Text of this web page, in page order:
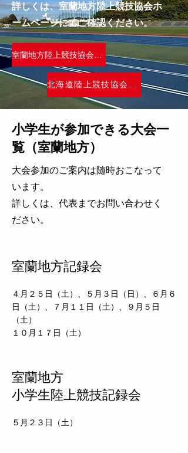
​詳しくは、室蘭地方陸上競技協会ホ
ームページにてご確認ください。
室蘭地方陸上競技協会HP
​小学生が参加できる大会一
覧（室蘭地方）
大会参加のご案内は随時おこなって
います。
​詳しくは、代表までお問い合わせく
ださい。
​室蘭地方記録会
４月２５日（土）、５月３日（日）、６月６
日（土）、７月１１日（土）、９月５日
（土）
１０月１７日（土）
​室蘭地方
小学生陸上競技記録会
​５月２３日（土）